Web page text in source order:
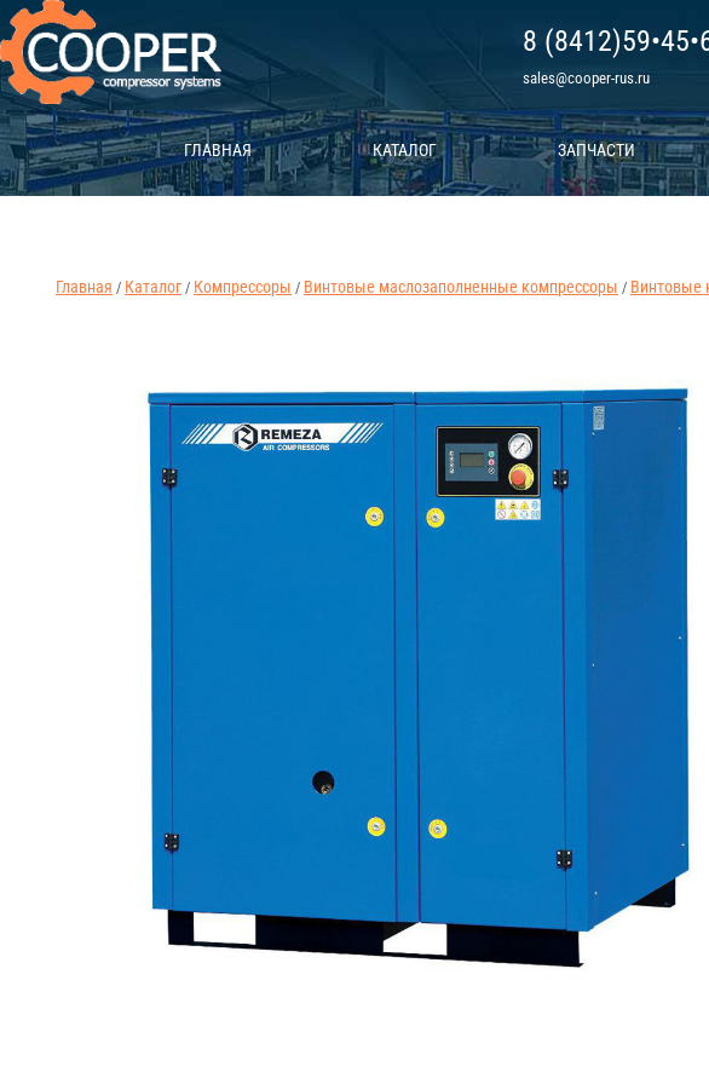
8
sales@cooper-rus.ru
ГЛАВНАЯ КАТАЛОГ ЗАПЧАСТИ
Главная / Каталог / Компрессоры / Винтовые маслозаполненные компрессоры / Винтовые